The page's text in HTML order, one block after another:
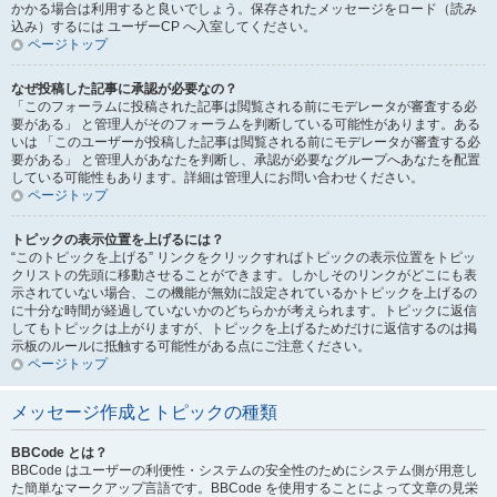
かかる場合は利用すると良いでしょう。保存されたメッセージをロード（読み
込み）するには ユーザーCP へ入室してください。
ページトップ
なぜ投稿した記事に承認が必要なの？
「このフォーラムに投稿された記事は閲覧される前にモデレータが審査する必
要がある」 と管理人がそのフォーラムを判断している可能性があります。ある
いは 「このユーザーが投稿した記事は閲覧される前にモデレータが審査する必
要がある」 と管理人があなたを判断し、承認が必要なグループへあなたを配置
している可能性もあります。詳細は管理人にお問い合わせください。
ページトップ
トピックの表示位置を上げるには？
“このトピックを上げる” リンクをクリックすればトピックの表示位置をトピッ
クリストの先頭に移動させることができます。しかしそのリンクがどこにも表
示されていない場合、この機能が無効に設定されているかトピックを上げるの
に十分な時間が経過していないかのどちらかが考えられます。トピックに返信
してもトピックは上がりますが、トピックを上げるためだけに返信するのは掲
示板のルールに抵触する可能性がある点にご注意ください。
ページトップ
メッセージ作成とトピックの種類
BBCode とは？
BBCode はユーザーの利便性・システムの安全性のためにシステム側が用意し
た簡単なマークアップ言語です。BBCode を使用することによって文章の見栄